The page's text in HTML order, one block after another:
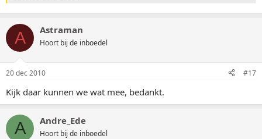
A Astraman
Hoort bij de inboedel
20 dec 2010 #17
Kijk daar kunnen we wat mee, bedankt.
A Andre_Ede
Hoort bij de inboedel